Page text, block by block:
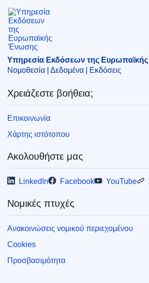
Θέμα:
προέλευσης
Μπουργάς
CELEX : 32025R1084
OJ : L_202501084
Εμφάνιση όλων των τευχών
Υπηρεσία Εκδόσεων της
Υπηρεσία Εκδόσεων της
Νομοθεσία | Δεδομένα | Εκδόσεις
Χρειάζεστε βοήθεια;
Επικοινωνία
Χάρτης ιστότοπου
Ακολουθήστε μας
LinkedIn Facebook YouTube
Νομικές πτυχές
Ανακοινώσεις νομικού περιεχομένου
Cookies
Προσβασιμότητα